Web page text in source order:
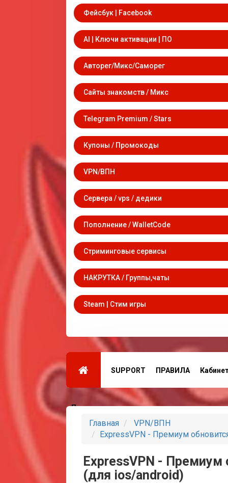
Фейсбук | Facebook
AI | Ключи активации | ПО
Авторег/Микс/Саморег
Сайты знакомств / Микс
Telegram Premium / Stars
Купоны / Промокоды
VPN/ВПН
Сервера / vps / дедики
Пополнение / WalletCode
Стриминговые сервисы
НАКРУТКА / Группы,чаты
Steam | Стим игры
SUPPORT ПРАВИЛА
Партнеры
Главная
VPN/ВПН
ExpressVPN - Премиум
ExpressVPN - Премиум
(для ios/android)